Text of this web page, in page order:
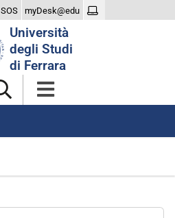
SOS myDesk@edu
Università
degli Studi
di Ferrara